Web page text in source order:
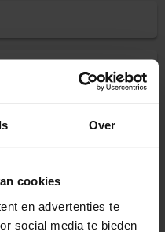
Over
cookies
en advertenties te
social media te bieden